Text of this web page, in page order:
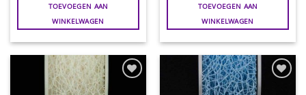
TOEVOEGEN AAN
WINKELWAGEN
TOEVOEGEN AAN
WINKELWAGEN
Toevoegen
Toevoegen